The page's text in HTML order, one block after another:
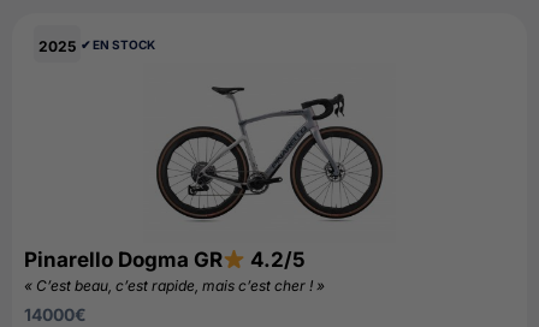
2025 ✔︎ EN STOCK
Pinarello Dogma GR 4.2/5
« C’est beau, c’est rapide, mais c’est cher ! »
14000€